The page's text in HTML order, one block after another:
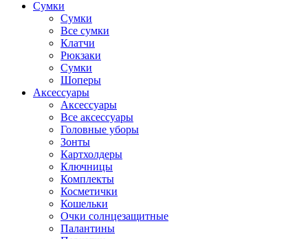
Сумки
Сумки
Все сумки
Клатчи
Рюкзаки
Сумки
Шоперы
Аксессуары
Аксессуары
Все аксессуары
Головные уборы
Зонты
Картхолдеры
Ключницы
Комплекты
Косметички
Кошельки
Очки солнцезащитные
Палантины